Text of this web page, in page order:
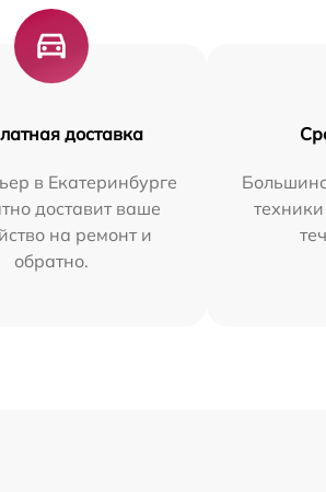
доставка
в Екатеринбурге
доставит ваше
на ремонт и
обратно.